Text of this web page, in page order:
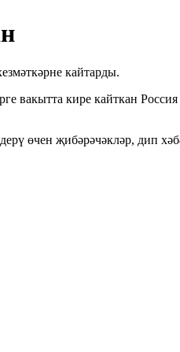
кайтарды.
кире кайткан Россия
өчен җибәрәчәкләр, дип